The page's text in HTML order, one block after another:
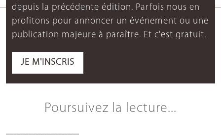
depuis la précédente édition. Parfois nous en
profitons pour annoncer un événement ou une
publication majeure à paraître. Et c'est gratuit.
JE M'INSCRIS
Poursuivez la lecture...